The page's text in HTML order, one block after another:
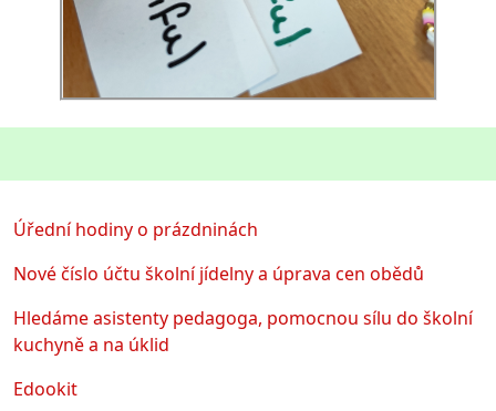
Úřední hodiny o prázdninách
Nové číslo účtu školní jídelny a úprava cen obědů
Hledáme asistenty pedagoga, pomocnou sílu do školní
kuchyně a na úklid
Edookit